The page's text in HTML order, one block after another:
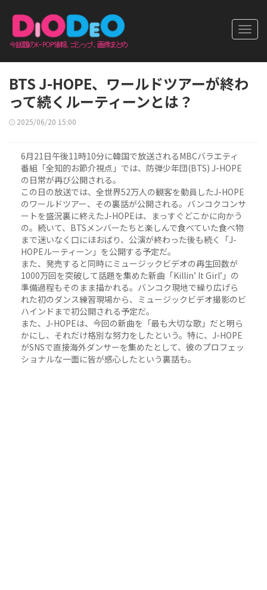
BTS J-HOPE、ワールドツアーが終わ
って続くルーティーンとは？
2025/06/20 15:00
6月21日午後11時10分に韓国で放送されるMBCバラエティ
番組「全知的お節介視点」では、防弾少年団(BTS) J-HOPE
の日常が再び公開される。
この日の放送では、全世界52万人の観客を動員したJ-HOPE
のワールドツアー、その裏話が公開される。バンコクコンサ
ートを盛況裏に終えたJ-HOPEは、まっすぐどこかに向かう
の。続いて、BTSメンバーたちと楽しんで食べていた食べ物
まで迷いなく口にほおばり、公演が終わった後も続く「J-
HOPEルーティーン」を公開する予定だ。
また、発売すると同時にミュージックビデオの再生回数が
1000万回を突破して話題を集めた新曲「Killin’ It Girl’」の
準備過程もそのまま描かれる。バンコク現地で繰り広げら
れた初のダンス練習現場から、ミュージックビデオ撮影のビ
ハインドまで初公開される予定だ。
また、J-HOPEは、今回の新曲を「最も大切な歌」だと明ら
かにし、それだけ格別な努力をしたという。特に、J-HOPE
がSNSで直接海外ダンサーを集めたとして、彼のプロフェッ
ショナルな一面に皆が感心したという裏話も。